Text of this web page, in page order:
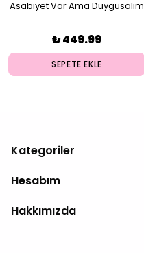
Asabiyet Var Ama Duygusalım
₺ 449.99
SEPETE EKLE
Kategoriler
Hesabım
Hakkımızda